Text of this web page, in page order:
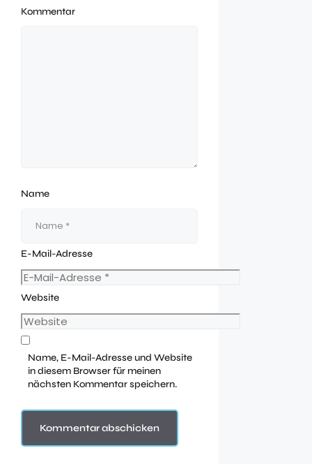
Kommentar
Name
E-Mail-Adresse
Website
Name, E-Mail-Adresse und Website
in diesem Browser für meinen
nächsten Kommentar speichern.